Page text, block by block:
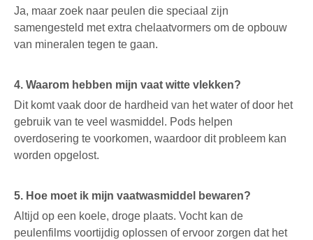
Ja, maar zoek naar peulen die speciaal zijn
samengesteld met extra chelaatvormers om de opbouw
van mineralen tegen te gaan.
4. Waarom hebben mijn vaat witte vlekken?
Dit komt vaak door de hardheid van het water of door het
gebruik van te veel wasmiddel. Pods helpen
overdosering te voorkomen, waardoor dit probleem kan
worden opgelost.
5. Hoe moet ik mijn vaatwasmiddel bewaren?
Altijd op een koele, droge plaats. Vocht kan de
peulenfilms voortijdig oplossen of ervoor zorgen dat het